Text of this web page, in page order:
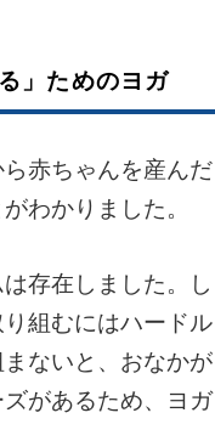
」ためのヨガ
赤ちゃんを産んだ
わかりました。
存在しました。し
組むにはハードル
ないと、おなかが
があるため、ヨガ